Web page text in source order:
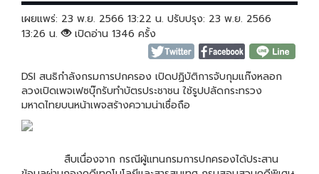
เผยแพร่: 23 พ.ย. 2566 13:22 น. ปรับปรุง: 23 พ.ย. 2566
13:26 น.
เปิดอ่าน 1346 ครั้ง
DSI สนธิกำลังกรมการปกครอง เปิดปฏิบัติการจับกุมแก๊งหลอก
ลวงเปิดเพจเฟซบุ๊กรับทำบัตรประชาชน ใช้รูปปลัดกระทรวง
มหาดไทยบนหน้าเพจสร้างความน่าเชื่อถือ
สืบเนื่องจาก กรณีผู้แทนกรมการปกครองได้ประสาน